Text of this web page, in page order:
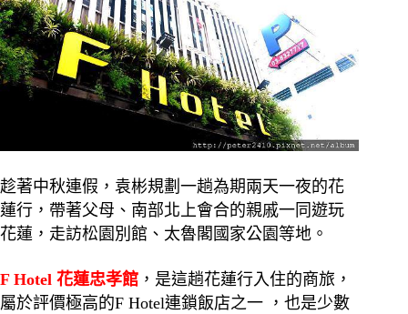
趁著中秋連假，袁彬規劃一趟為期兩天一夜的花
蓮行，帶著父母、南部北上會合的親戚一同遊玩
花蓮，走訪松園別館、太魯閣國家公園等地。
F Hotel 花蓮忠孝館 ，是這趟花蓮行入住的商旅，
屬於評價極高的F Hotel連鎖飯店之一 ，也是少數